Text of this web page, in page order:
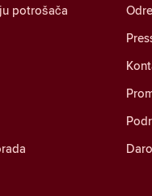
potrošača